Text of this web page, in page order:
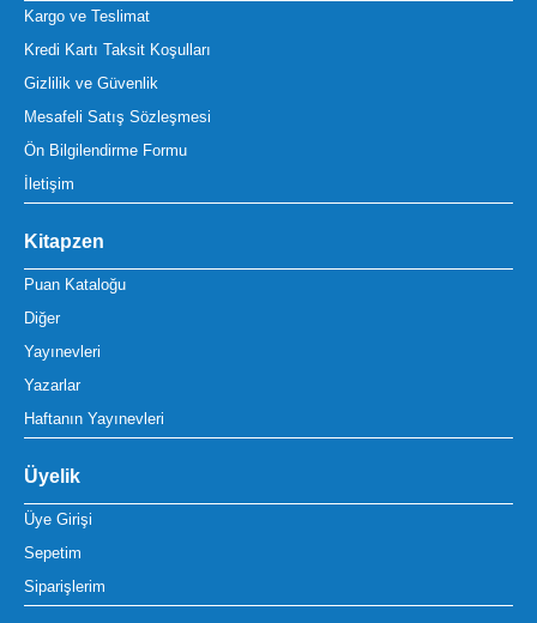
Kargo ve Teslimat
Kredi Kartı Taksit Koşulları
Gizlilik ve Güvenlik
Mesafeli Satış Sözleşmesi
Ön Bilgilendirme Formu
İletişim
Kitapzen
Puan Kataloğu
Diğer
Yayınevleri
Yazarlar
Haftanın Yayınevleri
Üyelik
Üye Girişi
Sepetim
Siparişlerim